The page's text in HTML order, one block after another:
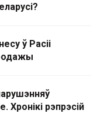
ў Расіі
Хронікі рэпрэсій